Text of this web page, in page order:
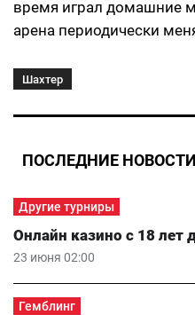
время играл домашние
арена периодически
Шахтер
ПОСЛЕДНИЕ НОВОСТИ
Другие турниры
23 июня 02:00
Онлайн казино с 18 лет
Гемблинг